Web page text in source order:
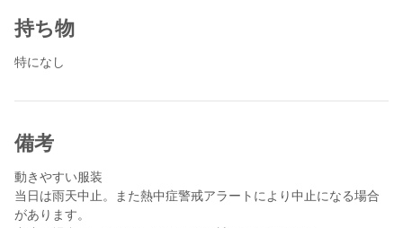
持ち物
特になし
備考
動きやすい服装
当日は雨天中止。また熱中症警戒アラートにより中止になる場合
があります。